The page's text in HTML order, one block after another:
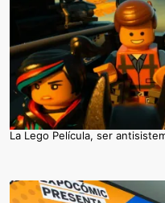
La Lego Película, ser